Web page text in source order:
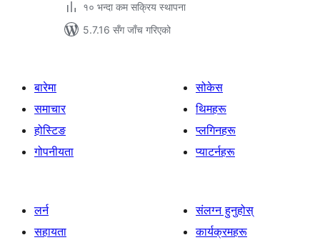
१० भन्दा कम सक्रिय स्थापना
5.7.16 सँग जाँच गरिएको
बारेमा
समाचार
होस्टिङ
गोपनीयता
सोकेस
थिमहरू
प्लगिनहरू
प्याटर्नहरू
लर्न
सहायता
संलग्न हुनुहोस्
कार्यक्रमहरू